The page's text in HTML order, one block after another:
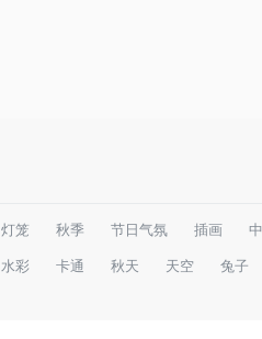
灯笼 秋季 节日气氛 插画
水彩 卡通 秋天 天空 兔子